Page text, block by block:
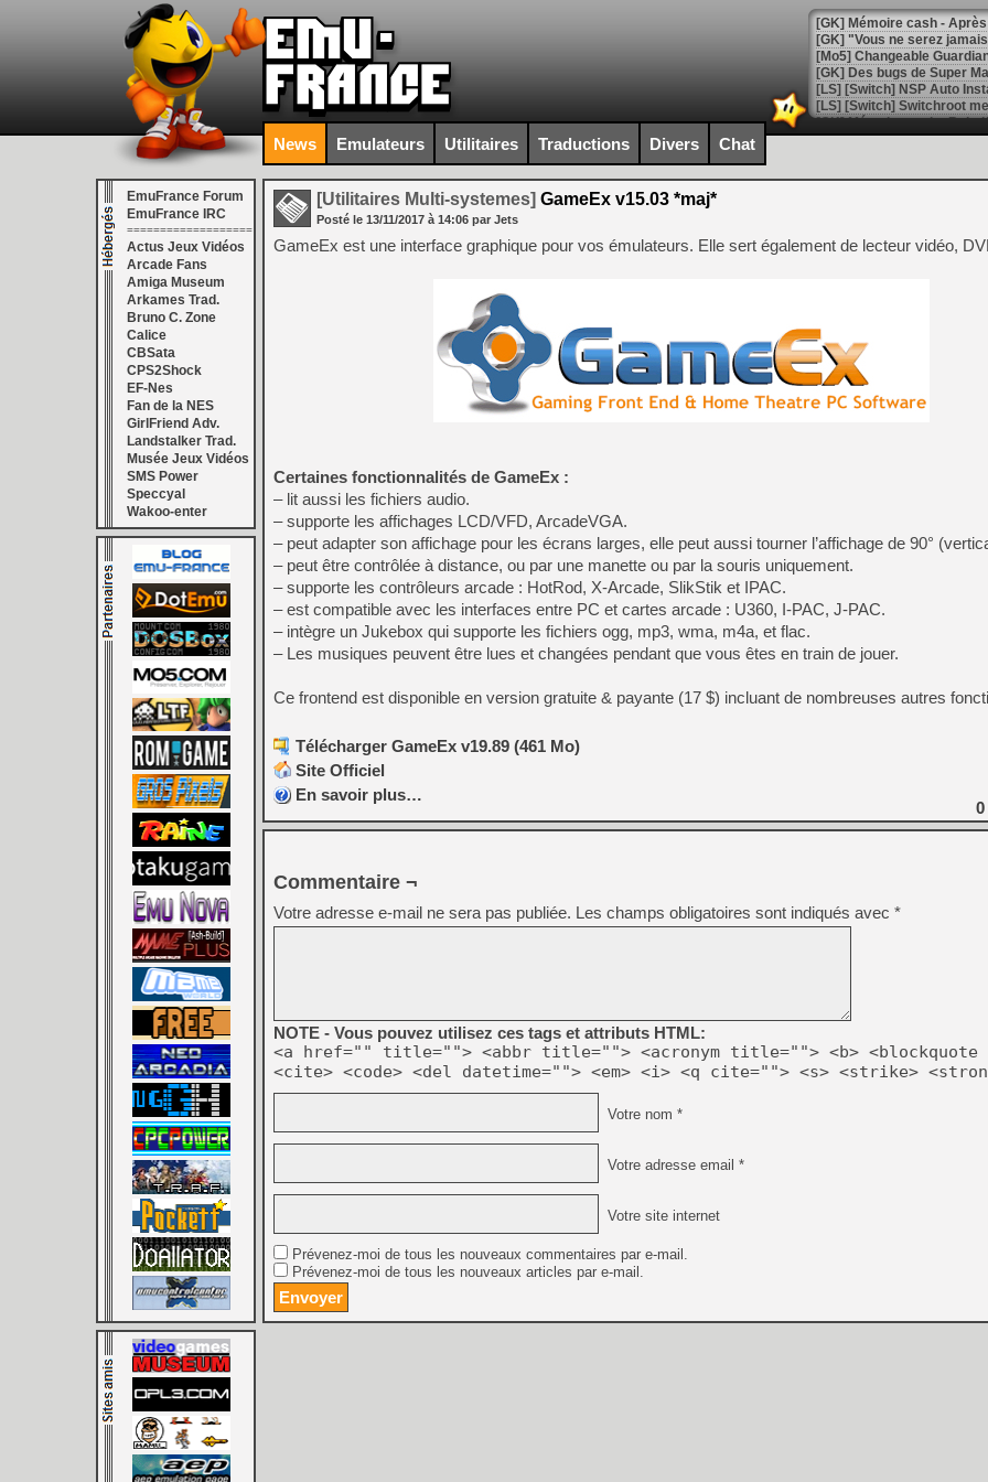
[GK] Mémoire cash -
[GK] "Vous ne serez
[Mo5] Changeable
[GK] Des bugs de Super
[LS] [Switch] NSP Auto
[GK] La saga horrifique
[GK] Le portage de Super
[Mo5] Le jeu de course
[GK] Guillermo del Toro
[LTF] Eté 2026 - Séquence 6
[GK] Mistfall Hunter : déjà
[GK] Wo Long 2 évolue
[GK] Crossfire : un TPS à
[LS] [PS5] Premiers
[Mo5] DOOM arrive en
[GK] Bethesda fête les 30
[GK] Roblox : l'action en
[GK] Agenda - GeForce
[GK] Devolver Digital en a
[LS] [PS5] ps5-y2jb-
[GK] Pourquoi Marvel
[GK] Test : Restory : Chill
[GK] GTA 6 : Rockstar
[GK] Hot Wheels Infinite
[GK] Mémoire cash -
[GK] Résultats Nintendo :
[GK] Dans ce jeu de
News Emulateurs Utilitaires Traductions Divers Chat
EmuFrance Forum
EmuFrance IRC
===================
Actus Jeux Vidéos
Arcade Fans
Amiga Museum
Arkames Trad.
Bruno C. Zone
Calice
CBSata
CPS2Shock
EF-Nes
Fan de la NES
GirlFriend Adv.
Landstalker Trad.
Musée Jeux Vidéos
SMS Power
Speccyal
Wakoo-enter
[Utilitaires Multi-systemes] GameEx v15.03 *maj*
Posté le 13/11/2017 à 14:06 par Jets
GameEx est une interface graphique pour vos émulateurs. Elle sert également de lecteur vidéo,
Certaines fonctionnalités de GameEx :
– lit aussi les fichiers audio.
– supporte les affichages LCD/VFD, ArcadeVGA.
– peut adapter son affichage pour les écrans larges, elle peut aussi tourner l’affichage de 90°
– peut être contrôlée à distance, ou par une manette ou par la souris uniquement.
– supporte les contrôleurs arcade : HotRod, X-Arcade, SlikStik et IPAC.
– est compatible avec les interfaces entre PC et cartes arcade : U360, I-PAC, J-PAC.
– intègre un Jukebox qui supporte les fichiers ogg, mp3, wma, m4a, et flac.
– Les musiques peuvent être lues et changées pendant que vous êtes en train de jouer.
Ce frontend est disponible en version gratuite & payante (17 $) incluant de nombreuses autres
Télécharger GameEx v19.89 (461 Mo)
Site Officiel
En savoir plus…
0
Commentaire ¬
Votre adresse e-mail ne sera pas publiée. Les champs obligatoires sont indiqués avec *
NOTE - Vous pouvez utilisez ces tags et attributs HTML:
<a href="" title=""> <abbr title=""> <acronym title=""> <b> <blockquote
<cite> <code> <del datetime=""> <em> <i> <q cite=""> <s> <strike>
Votre nom *
Votre adresse email *
Votre site internet
Prévenez-moi de tous les nouveaux commentaires par e-mail.
Prévenez-moi de tous les nouveaux articles par e-mail.